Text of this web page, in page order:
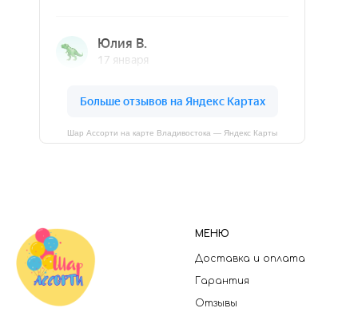
Шар Ассорти на карте Владивостока — Яндекс Карты
МЕНЮ
Доставка и оплата
Гарантия
Отзывы